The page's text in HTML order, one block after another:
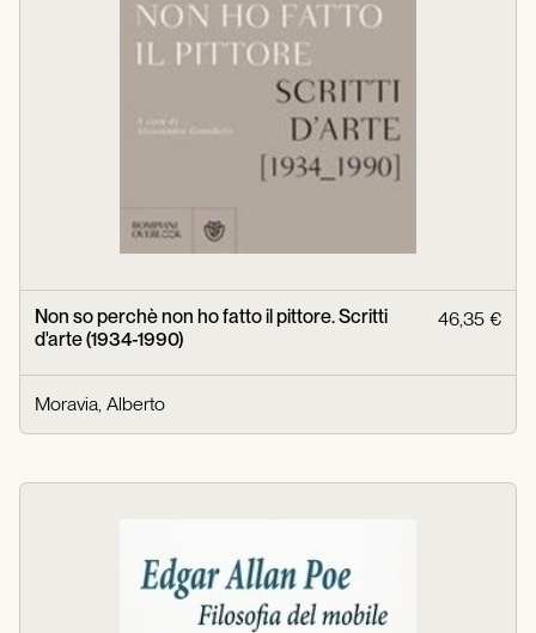
Non so perchè non ho fatto il pittore. Scritti
d'arte (1934-1990)
46,35 €
Moravia, Alberto